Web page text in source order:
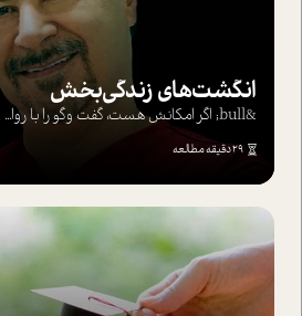
انگشت‌های‌ زندگی‌بخش
&bull; اگر امکانش هست، گفت وگو را با روا...
29 دقیقه مطالعه